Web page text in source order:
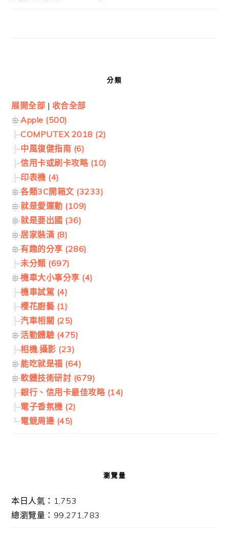
分類
展開全部 | 收合全部
Apple (500)
COMPUTEX 2018 (2)
中風復健指南 (6)
信用卡或刷卡攻略 (10)
印表機 (4)
各類3C開箱文 (3233)
就是愛運動 (109)
就是要出國 (36)
居家裝潢 (8)
有趣的分享 (286)
未分類 (697)
機車大小事分享 (4)
機車試駕 (4)
櫻花廚藝 (1)
汽車相關 (25)
活動體驗 (475)
相機.攝影 (23)
能吃就是福 (64)
軟體技術研討 (679)
銀行、信用卡最佳攻略 (14)
電子香氛機 (2)
電競周邊 (45)
瀏覽量
本日人氣：1,753
總瀏覽量：99,271,783